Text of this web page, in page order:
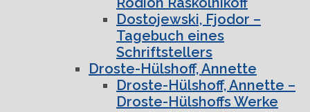
Dostojewski, Fjodor –
Tagebuch eines
Schriftstellers
Droste-Hülshoff, Annette
Droste-Hülshoff, Annette –
Droste-Hülshoffs Werke